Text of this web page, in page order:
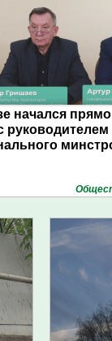
начался
руководителем